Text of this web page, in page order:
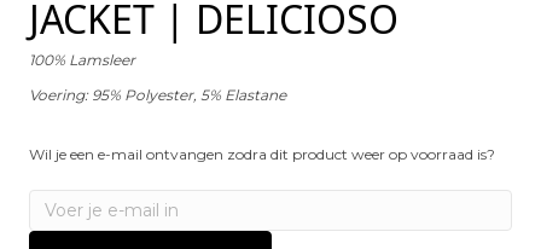
JACKET | DELICIOSO
100% Lamsleer
Voering:95% Polyester, 5% Elastane
Wil je een e-mail ontvangen zodra dit product weer op voorraad is?